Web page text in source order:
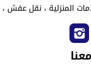
المنزلية ، نقل عفش
تابعنا
على